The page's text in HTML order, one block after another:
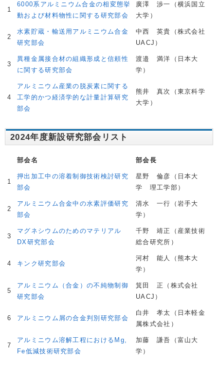
1
6000系アルミニウム合金の相変態挙
動および材料物性に関する研究部会
廣澤 渉一（横浜国立
大学）
2
水素貯蔵・輸送用アルミニウム合金
研究部会
中西 英貴（株式会社
UACJ）
3
異種金属接合材の組織形成と信頼性
に関する研究部会
渡邉 満洋（日本大
学）
4
アルミニウム産業の脱炭素に関する
工学的かつ経済学的な計量計算研究
部会
熊井 真次（東京科学
大学）
2024年度新設研究部会リスト
部会名 部会長
1
押出加工中の溶着制御技術検討研究
部会
星野 倫彦（日本大
学 理工学部）
2
アルミニウム合金中の水素評価研究
部会
清水 一行（岩手大
学）
3
マグネシウムのためのマテリアル
DX研究部会
千野 靖正（産業技術
総合研究所）
4 キンク研究部会
河村 能人（熊本大
学）
5
アルミニウム（合金）の不純物制御
研究部会
箕田 正（株式会社
UACJ）
6 アルミニウム屑の合金判別研究部会
白井 孝太（日本軽金
属株式会社）
7
アルミニウム溶解工程におけるMg,
Fe低減技術研究部会
加藤 謙吾（富山大
学）